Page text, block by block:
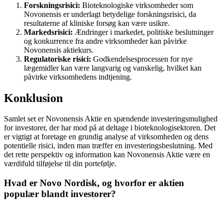
Forskningsrisici: Bioteknologiske virksomheder som
Novonensis er underlagt betydelige forskningsrisici, da
resultaterne af kliniske forsøg kan være usikre.
Markedsrisici: Ændringer i markedet, politiske beslutninger
og konkurrence fra andre virksomheder kan påvirke
Novonensis aktiekurs.
Regulatoriske risici: Godkendelsesprocessen for nye
lægemidler kan være langvarig og vanskelig, hvilket kan
påvirke virksomhedens indtjening.
Konklusion
Samlet set er Novonensis Aktie en spændende investeringsmulighed
for investorer, der har mod på at deltage i bioteknologisektoren. Det
er vigtigt at foretage en grundig analyse af virksomheden og dens
potentielle risici, inden man træffer en investeringsbeslutning. Med
det rette perspektiv og information kan Novonensis Aktie være en
værdifuld tilføjelse til din portefølje.
Hvad er Novo Nordisk, og hvorfor er aktien
populær blandt investorer?